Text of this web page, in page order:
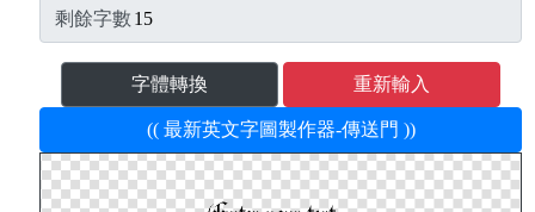
剩餘字數
字體轉換 重新輸入
(( 最新英文字圖製作器-傳送門 ))